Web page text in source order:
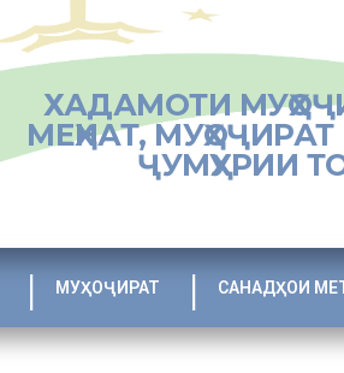
ХАДАМОТИ
МЕҲНАТ,
ҶУМҲУРИИ
МУҲОҶИРАТ САНАДҲОИ